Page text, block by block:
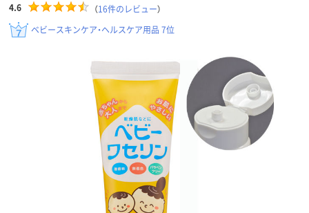
4.6 （16件のレビュー）
ベビースキンケア・ヘルスケア用品 7位